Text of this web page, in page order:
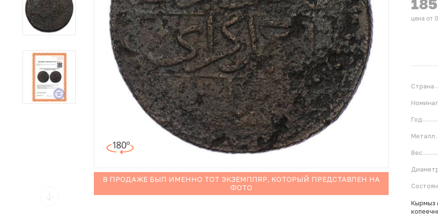
Иностранные монеты
Неофициальные выпуски монет (Unusual)
Античные и средневековые монеты
Наборы монет
В ПРОДАЖЕ БЫЛ ИМЕННО ТОТ ЭКЗЕМПЛЯР, КОТОРЫЙ ПРЕДСТАВЛЕН НА
ФОТО
цена от
Страна
Год
Металл
Вес
Кырмыз